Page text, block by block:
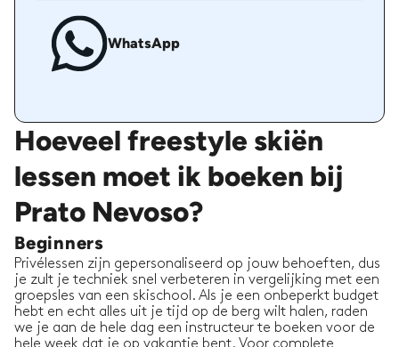
WhatsApp
Hoeveel freestyle skiën
lessen moet ik boeken bij
Prato Nevoso?
Beginners
Privélessen zijn gepersonaliseerd op jouw behoeften, dus
je zult je techniek snel verbeteren in vergelijking met een
groepsles van een skischool. Als je een onbeperkt budget
hebt en echt alles uit je tijd op de berg wilt halen, raden
we je aan de hele dag een instructeur te boeken voor de
hele week dat je op vakantie bent. Voor complete